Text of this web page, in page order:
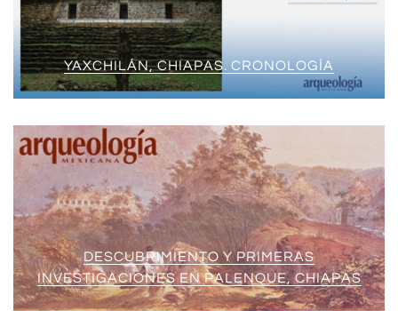
YAXCHILÁN, CHIAPAS. CRONOLOGÍA
DESCUBRIMIENTO Y PRIMERAS
INVESTIGACIONES EN PALENQUE, CHIAPAS